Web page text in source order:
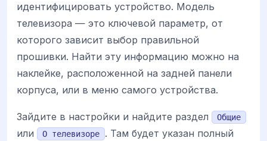
идентифицировать устройство. Модель
телевизора — это ключевой параметр, от
которого зависит выбор правильной
прошивки. Найти эту информацию можно на
наклейке, расположенной на задней панели
корпуса, или в меню самого устройства.
Зайдите в настройки и найдите раздел Общие
или О телевизоре
. Там будет указан полный